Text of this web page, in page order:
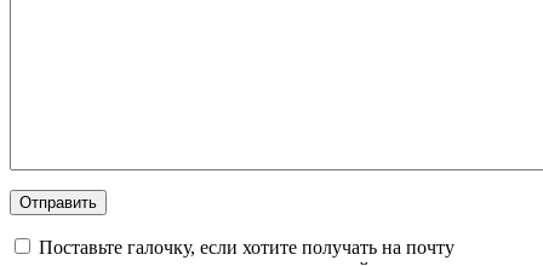
Поставьте галочку, если хотите получать на почту